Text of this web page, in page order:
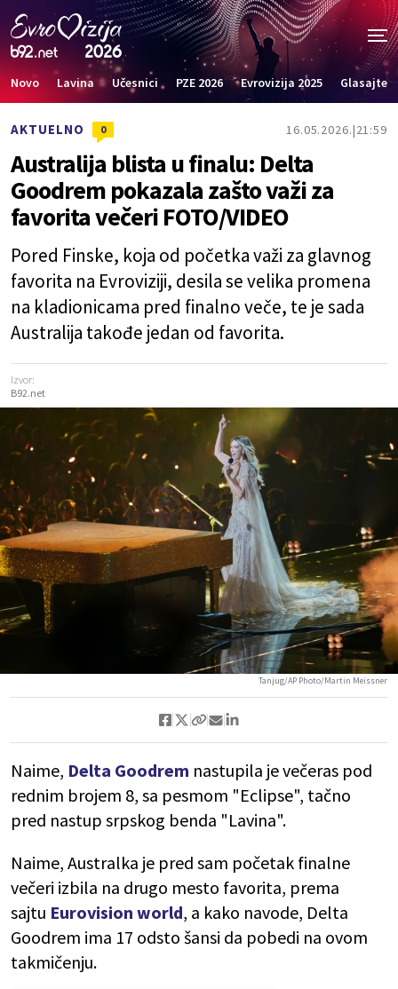
Novo Lavina Učesnici PZE 2026 Evrovizija 2025 Glasajte
AKTUELNO 0 16.05.2026. 21:59
Australija blista u finalu: Delta
Goodrem pokazala zašto važi za
favorita večeri FOTO/VIDEO
Pored Finske, koja od početka važi za glavnog
favorita na Evroviziji, desila se velika promena
na kladionicama pred finalno veče, te je sada
Australija takođe jedan od favorita.
Izvor:
B92.net
Tanjug/AP Photo/Martin Meissner
Naime, Delta Goodrem nastupila je večeras pod
rednim brojem 8, sa pesmom "Eclipse", tačno
pred nastup srpskog benda "Lavina".
Naime, Australka je pred sam početak finalne
večeri izbila na drugo mesto favorita, prema
sajtu Eurovision world, a kako navode, Delta
Goodrem ima 17 odsto šansi da pobedi na ovom
takmičenju.